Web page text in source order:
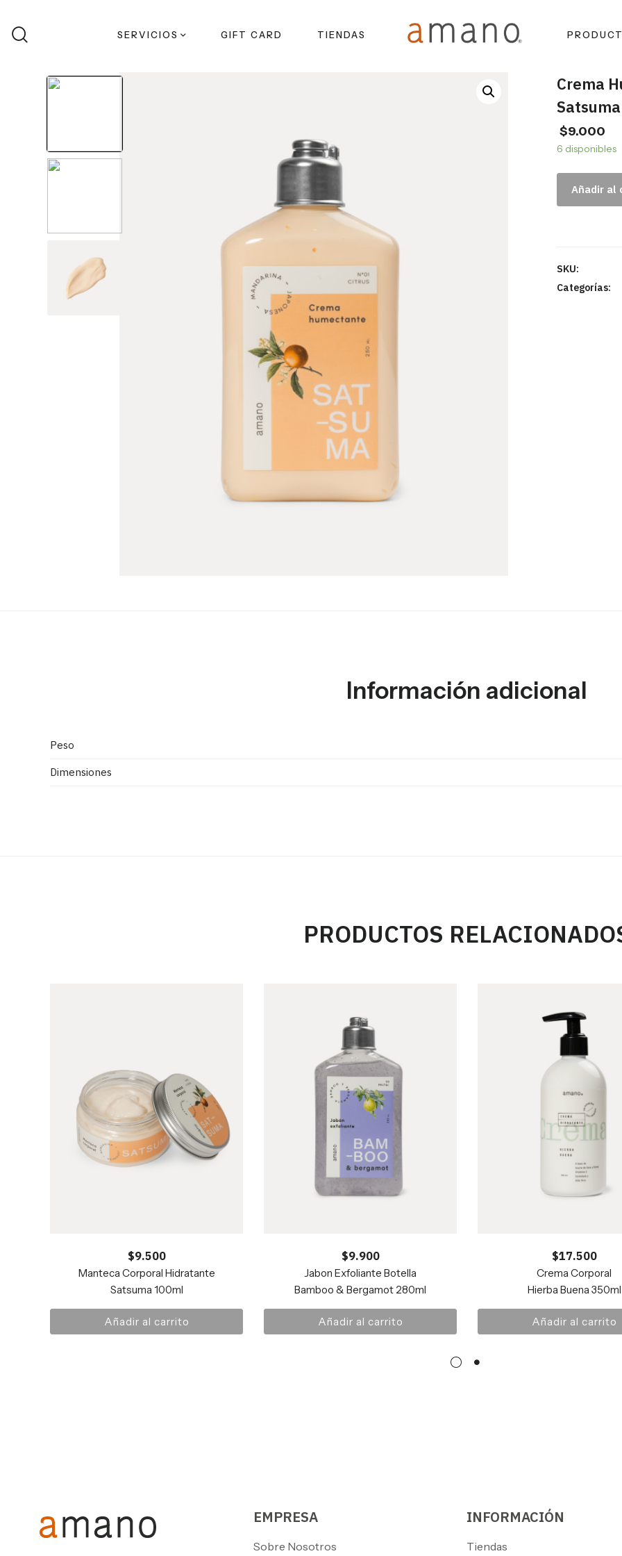
SERVICIOS GIFT CARD TIENDAS
Crema
$9.000
6 disponibles
Añadir al
SKU:
Categorías:
Información adicional
Peso
Dimensiones
PRODUCTOS
$9.500
Manteca Corporal Hidratante
Satsuma 100ml
Añadir al carrito
$9.900
Jabon Exfoliante Botella
Bamboo & Bergamot 280ml
Añadir al carrito
$17.500
Crema Corporal
Hierba Buena 350ml
Añadir al carrito
EMPRESA
Sobre Nosotros
INFORMACIÓN
Tiendas